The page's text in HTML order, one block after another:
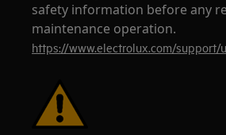
safety information before any
maintenance operation.
https://www.electrolux.com/support/